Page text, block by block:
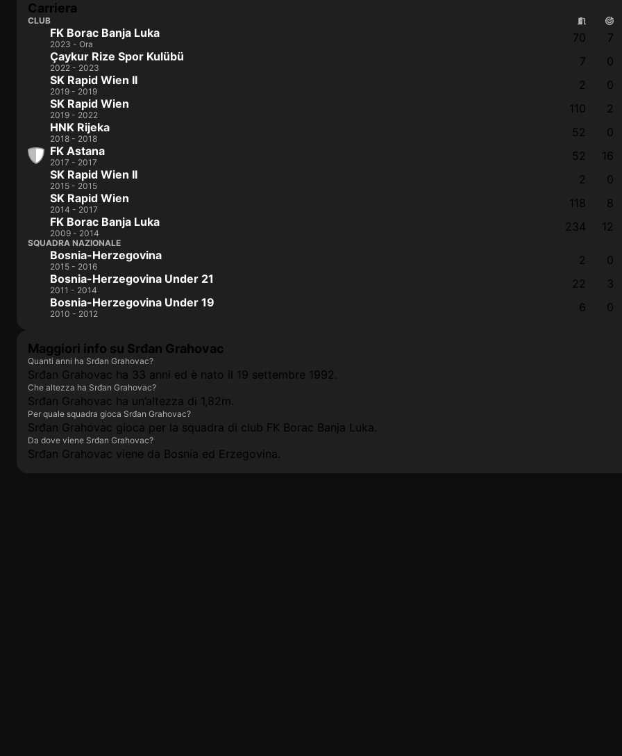
Carriera
CLUB
FK Borac Banja Luka
2023 - Ora 70 7
Çaykur Rize Spor Kulübü
2022 - 2023 7 0
SK Rapid Wien II
2019 - 2019 2 0
SK Rapid Wien
2019 - 2022 110 2
HNK Rijeka
2018 - 2018 52 0
FK Astana
2017 - 2017 52 16
SK Rapid Wien II
2015 - 2015 2 0
SK Rapid Wien
2014 - 2017 118 8
FK Borac Banja Luka
2009 - 2014 234 12
SQUADRA NAZIONALE
Bosnia-Herzegovina
2015 - 2016 2 0
Bosnia-Herzegovina Under 21
2011 - 2014 22 3
Bosnia-Herzegovina Under 19
2010 - 2012 6 0
Maggiori info su Srđan Grahovac
Quanti anni ha Srđan Grahovac?
Srđan Grahovac ha 33 anni ed è nato il 19 settembre 1992.
Che altezza ha Srđan Grahovac?
Srđan Grahovac ha un’altezza di 1,82m.
Per quale squadra gioca Srđan Grahovac?
Srđan Grahovac gioca per la squadra di club FK Borac Banja Luka.
Da dove viene Srđan Grahovac?
Srđan Grahovac viene da Bosnia ed Erzegovina.